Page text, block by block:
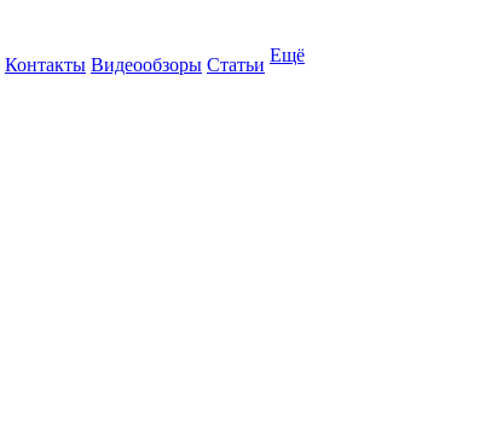
Контакты Видеообзоры Статьи Ещё